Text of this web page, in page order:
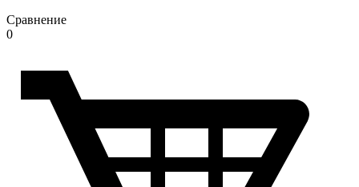
Сравнение
0